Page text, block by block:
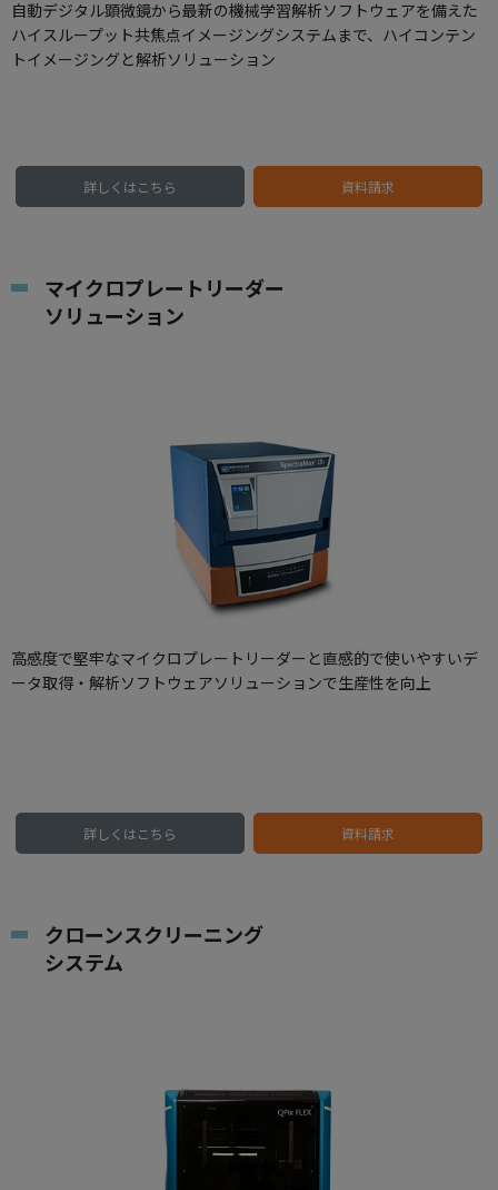
自動デジタル顕微鏡から最新の機械学習解析ソフトウェアを備えた
ハイスループット共焦点イメージングシステムまで、ハイコンテン
トイメージングと解析ソリューション
詳しくはこちら 資料請求
マイクロプレートリーダー
ソリューション
高感度で堅牢なマイクロプレートリーダーと直感的で使いやすいデ
ータ取得・解析ソフトウェアソリューションで生産性を向上
詳しくはこちら 資料請求
クローンスクリーニング
システム